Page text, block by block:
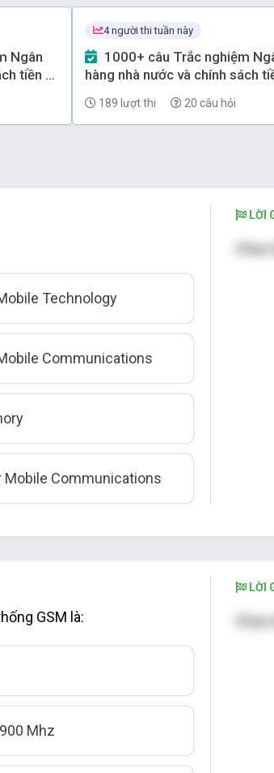
tiền tệ
4 người thi tuần này
hàng nhà nước và chính sách
189 lượt thi 20 câu hỏi
Technology
Communications
Mobile Communications
LỜI
Chọn
GSM là:
Mhz
LỜI
Chọn